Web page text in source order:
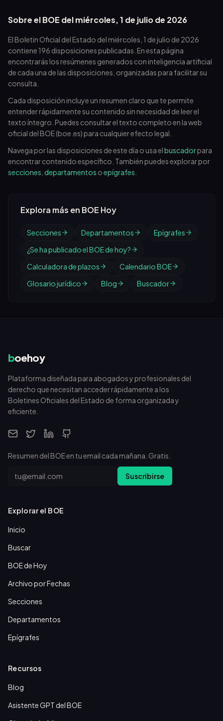
Sobre el BOE delmiércoles, 1 de julio de 2026
El Boletin Oficial del Estado del miércoles, 1 de julio de 2026
contiene 196 disposiciones publicadas. En esta página
encontrarás los resúmenes generados con inteligencia artificial
de cada una de las disposiciones, organizadas para facilitar su
consulta.
Cada disposición incluye un resumen claro que te permite
entender rápidamente su contenido sin necesidad de leer el
texto íntegro. Puedes consultar el texto completo en la web
oficial del BOE (boe.es) para cualquier efecto legal.
Navega por las disposiciones de este día o usa elbuscadorpara
encontrar contenido específico. También puedes explorar por
secciones departamentos oepígrafes
Explora más en BOE Hoy
Secciones Departamentos
Epígrafes
¿Se ha publicado el BOE de hoy?
Calculadora de plazos
Calendario BOE
Glosario jurídico
Blog Buscador
boehoy
Plataforma diseñada para abogados y profesionales del
derecho que necesitan acceder rápidamente a los
Boletines Oficiales del Estado de forma organizada y
eficiente.
Resumen del BOE en tu email cada mañana. Gratis.
Email Suscribirse
Explorar el BOE
Inicio
Buscar
BOE de Hoy
Archivo por Fechas
Secciones
Departamentos
Epígrafes
Recursos
Blog
Asistente GPT del BOE